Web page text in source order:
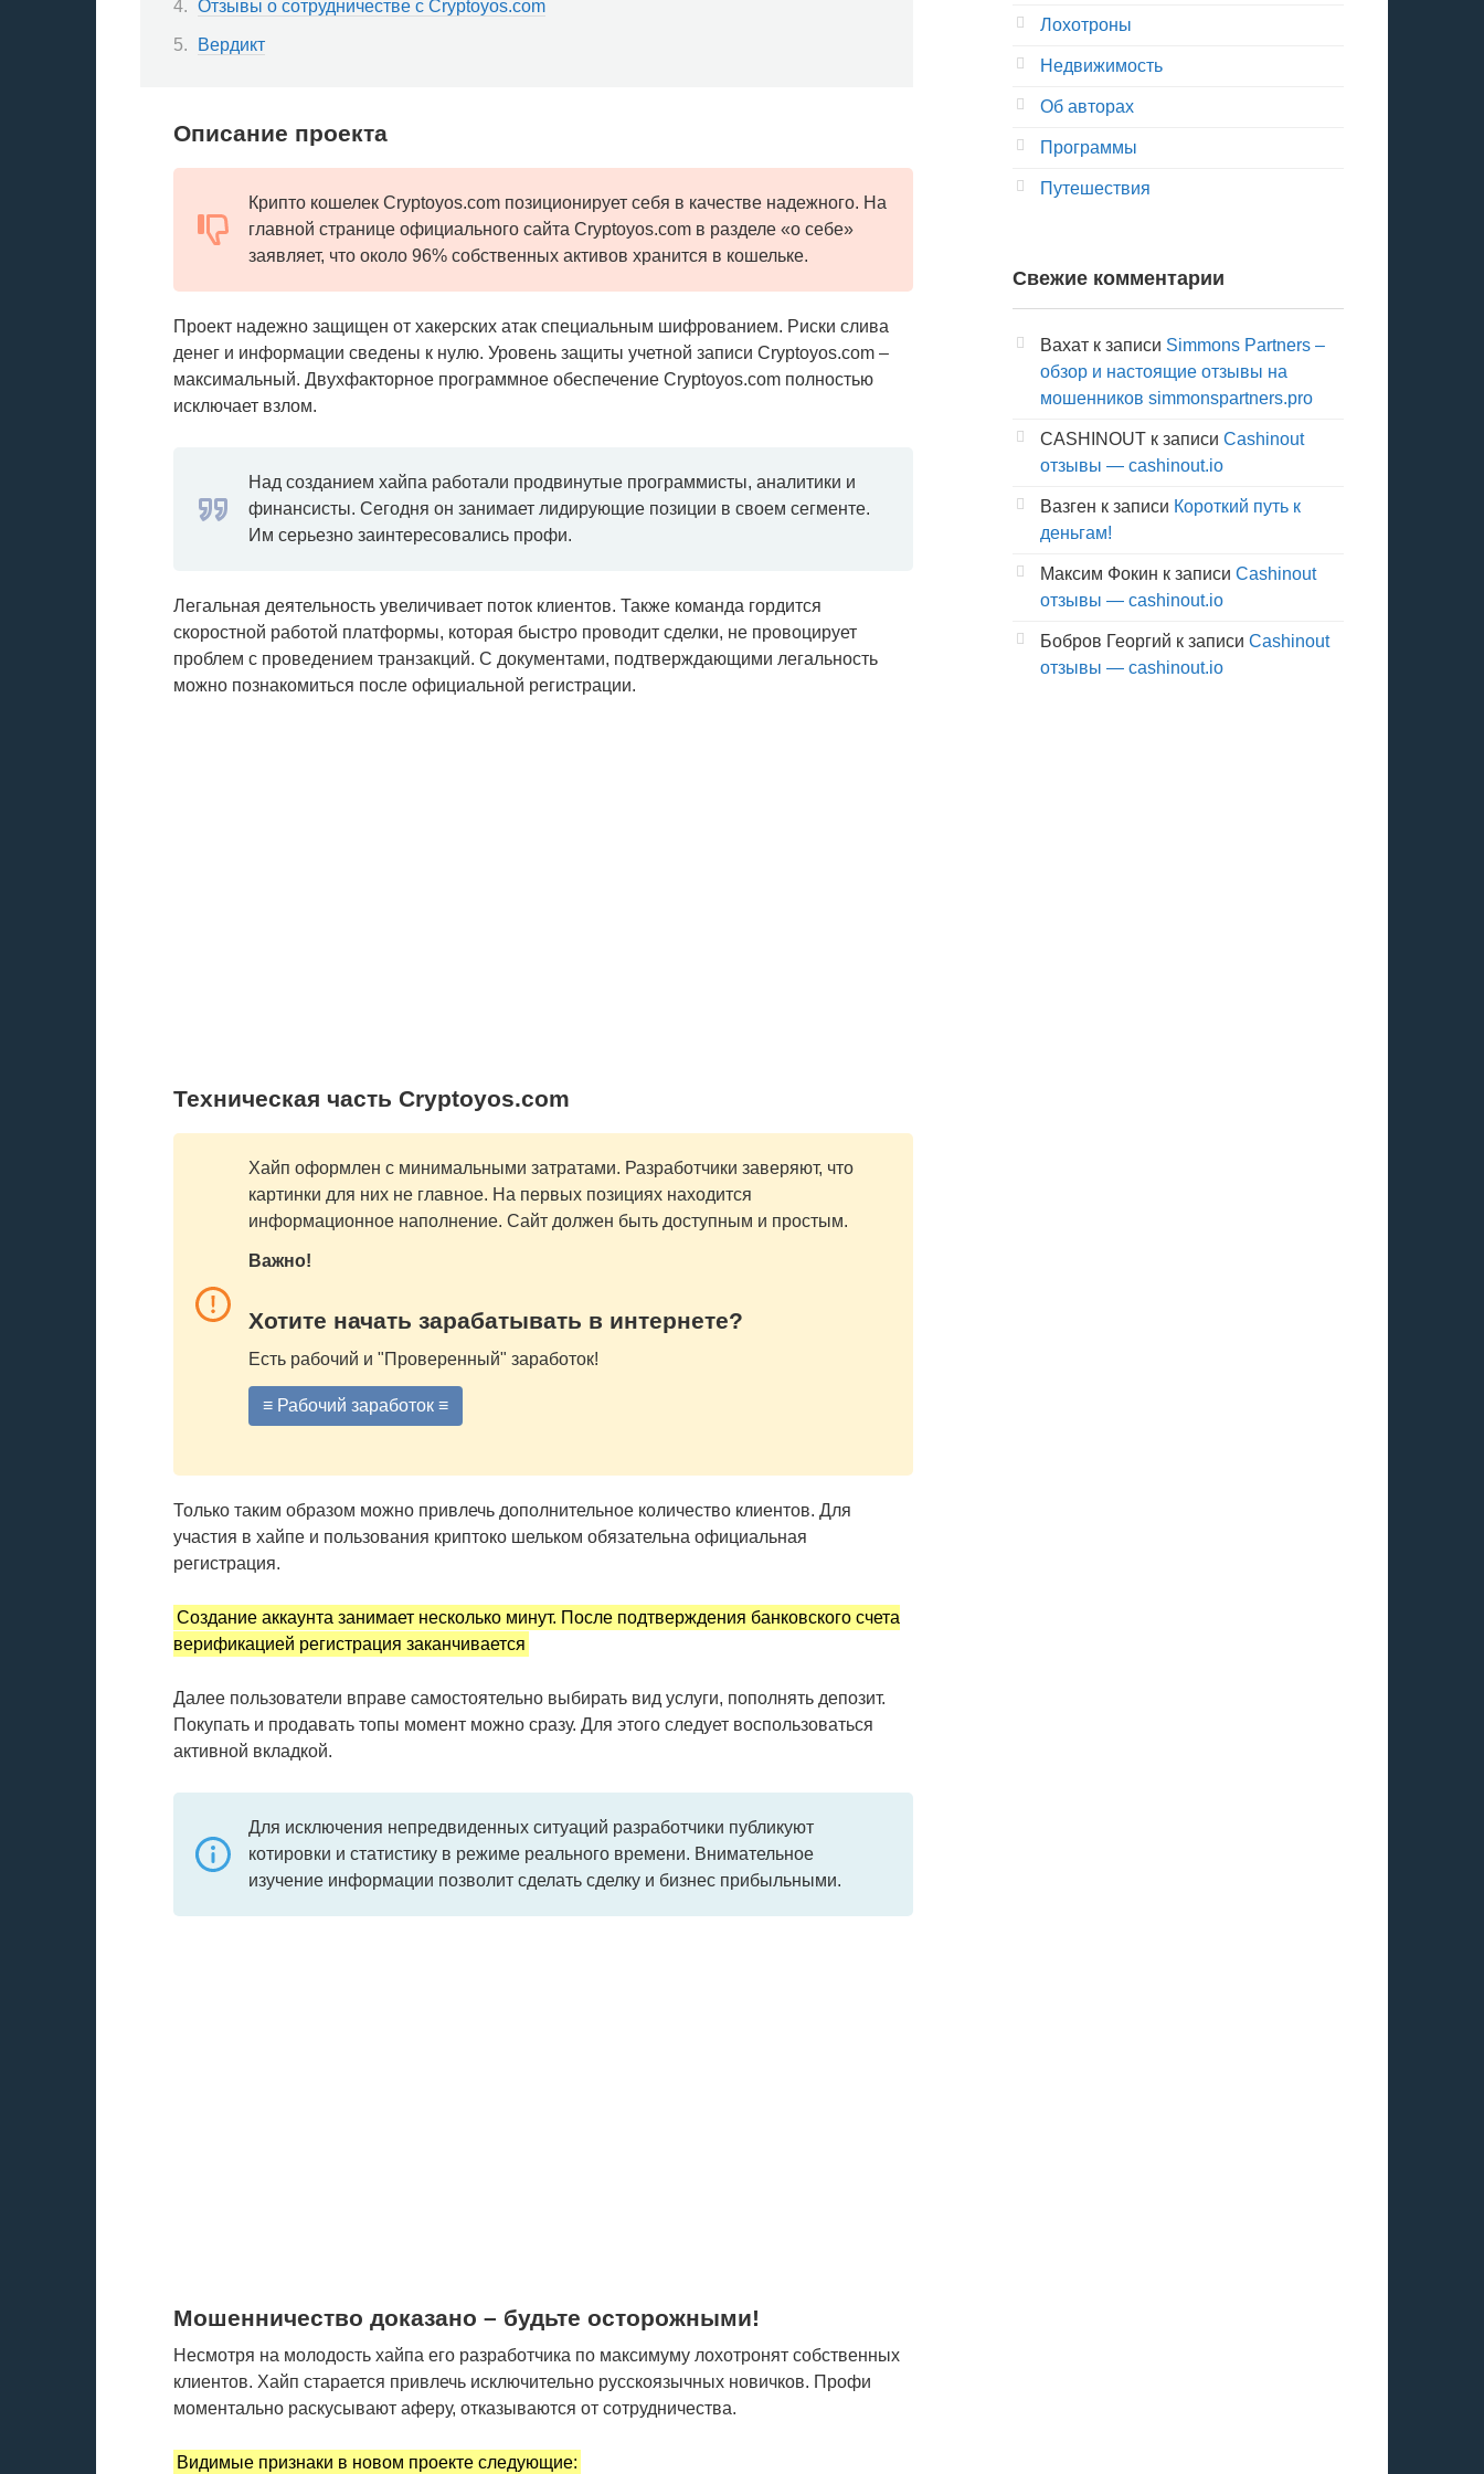
Отзывы о сотрудничестве с Cryptoyos.com
Вердикт
Описание проекта
Крипто кошелек Cryptoyos.com позиционирует себя в качестве надежного. На
главной странице официального сайта Cryptoyos.com в разделе «о себе»
заявляет, что около 96% собственных активов хранится в кошельке.
Проект надежно защищен от хакерских атак специальным шифрованием. Риски слива
денег и информации сведены к нулю. Уровень защиты учетной записи Cryptoyos.com –
максимальный. Двухфакторное программное обеспечение Cryptoyos.com полностью
исключает взлом.
Над созданием хайпа работали продвинутые программисты, аналитики и
финансисты. Сегодня он занимает лидирующие позиции в своем сегменте.
Им серьезно заинтересовались профи.
Легальная деятельность увеличивает поток клиентов. Также команда гордится
скоростной работой платформы, которая быстро проводит сделки, не провоцирует
проблем с проведением транзакций. С документами, подтверждающими легальность
можно познакомиться после официальной регистрации.
Техническая часть Cryptoyos.com
Хайп оформлен с минимальными затратами. Разработчики заверяют, что
картинки для них не главное. На первых позициях находится
информационное наполнение. Сайт должен быть доступным и простым.
Важно!
Хотите начать зарабатывать в интернете?
Есть рабочий и "Проверенный" заработок!
≡ Рабочий заработок ≡
Только таким образом можно привлечь дополнительное количество клиентов. Для
участия в хайпе и пользования криптоко шельком обязательна официальная
регистрация.
Создание аккаунта занимает несколько минут. После подтверждения банковского счета
верификацией регистрация заканчивается
Далее пользователи вправе самостоятельно выбирать вид услуги, пополнять депозит.
Покупать и продавать топы момент можно сразу. Для этого следует воспользоваться
активной вкладкой.
Для исключения непредвиденных ситуаций разработчики публикуют
котировки и статистику в режиме реального времени. Внимательное
изучение информации позволит сделать сделку и бизнес прибыльными.
Мошенничество доказано – будьте осторожными!
Несмотря на молодость хайпа его разработчика по максимуму лохотронят собственных
клиентов. Хайп старается привлечь исключительно русскоязычных новичков. Профи
моментально раскусывают аферу, отказываются от сотрудничества.
Видимые признаки в новом проекте следующие:
Лохотроны
Недвижимость
Об авторах
Программы
Путешествия
Свежие комментарии
Вахат к записи Simmons Partners –
обзор и настоящие отзывы на
мошенников simmonspartners.pro
CASHINOUT к записи Cashinout
отзывы — cashinout.io
Вазген к записи Короткий путь к
деньгам!
Максим Фокин к записи Cashinout
отзывы — cashinout.io
Бобров Георгий к записи Cashinout
отзывы — cashinout.io